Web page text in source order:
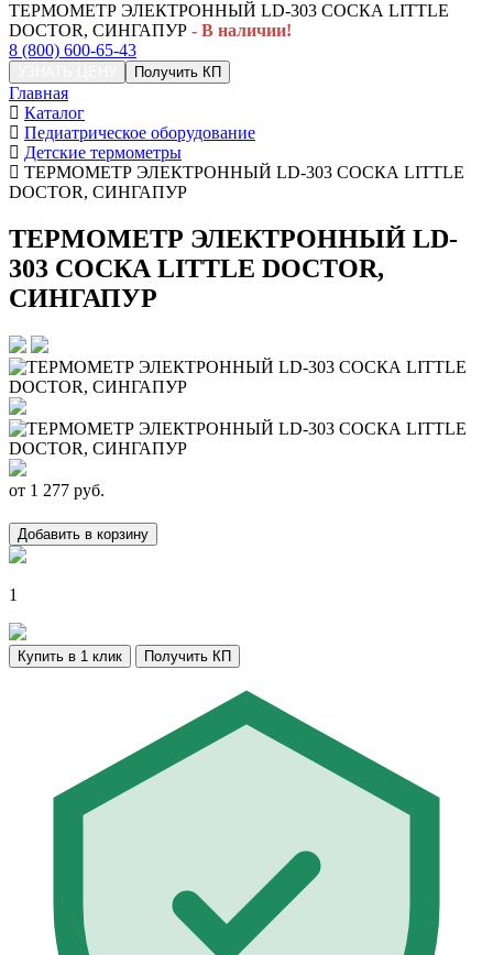
ТЕРМОМЕТР ЭЛЕКТРОННЫЙ LD-303 СОСКА LITTLE
DOCTOR, СИНГАПУР - В наличии!
8 (800) 600-65-43
Получить КП
Главная
Каталог
Педиатрическое оборудование
Детские термометры
ТЕРМОМЕТР ЭЛЕКТРОННЫЙ LD-303 СОСКА LITTLE
DOCTOR, СИНГАПУР
ТЕРМОМЕТР ЭЛЕКТРОННЫЙ LD-
303 СОСКА LITTLE DOCTOR,
СИНГАПУР
от 1 277 руб.
Добавить в корзину
1
Купить в 1 клик Получить КП